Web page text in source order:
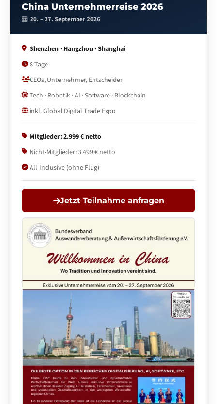
China Unternehmerreise 2026
20. – 27. September 2026
Shenzhen · Hangzhou · Shanghai
8Tage
CEOs, Unternehmer, Entscheider
Tech · Robotik · AI · Software · Blockchain
inkl. Global Digital Trade Expo
Mitglieder: 2.999 € netto
Nicht-Mitglieder: 3.499 € netto
All-Inclusive (ohne Flug)
Jetzt Teilnahme anfragen